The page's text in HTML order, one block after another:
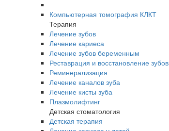
Компьютерная томография КЛКТ
Терапия
Лечение зубов
Лечение кариеса
Лечение зубов беременным
Реставрация и восстановление зубов
Реминерализация
Лечение каналов зуба
Лечение кисты зуба
Плазмолифтинг
Детская стоматология
Детская терапия